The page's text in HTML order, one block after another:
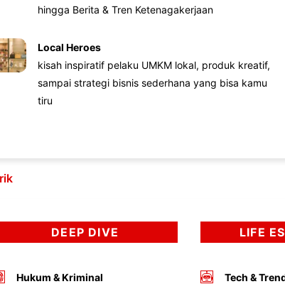
hingga Berita & Tren Ketenagakerjaan
Local Heroes
kisah inspiratif pelaku UMKM lokal, produk kreatif,
sampai strategi bisnis sederhana yang bisa kamu
tiru
DEEP DIVE
Hukum & Kriminal
LIFE
Tech &